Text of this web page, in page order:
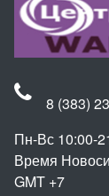
8 (383)
Пн-Вс 10:00-
Время
GMT +7